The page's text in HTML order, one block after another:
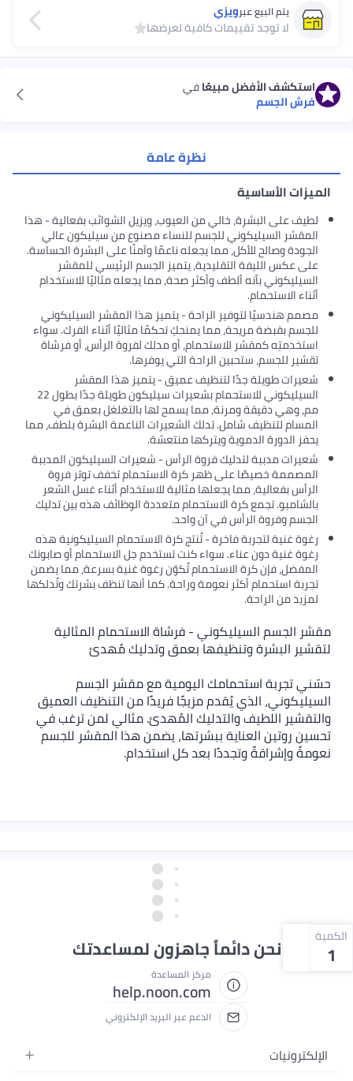
يتم البيع عبرويزي
لا توجد تقييمات كافية لعرضها
استكشف الأفضل مبيعًافي
فرش الجسم
نظرة عامة
الميزات الأساسية
لطيف على البشرة، خالي من العيوب، ويزيل الشوائب بفعالية - هذا
المقشر السيليكوني للجسم للنساء مصنوع من سيليكون عالي
الجودة وصالح للأكل، مما يجعله ناعمًا وآمنًا على البشرة الحساسة.
على عكس الليفة التقليدية، يتميز الجسم الرئيسي للمقشر
السيليكوني بأنه ألطف وأكثر صحة، مما يجعله مثاليًا للاستخدام
أثناء الاستحمام.
مصمم هندسيًا لتوفير الراحة - يتميز هذا المقشر السيليكوني
للجسم بقبضة مريحة، مما يمنحكِ تحكمًا مثاليًا أثناء الفرك. سواء
استخدمتِه كمقشر للاستحمام، أو مدلك لفروة الرأس، أو فرشاة
تقشير للجسم، ستحبين الراحة التي يوفرها.
شعيرات طويلة جدًا لتنظيف عميق - يتميز هذا المقشر
السيليكوني للاستحمام بشعيرات سيليكون طويلة جدًا بطول 22
مم، وهي دقيقة ومرنة، مما يسمح لها بالتغلغل بعمق في
المسام لتنظيف شامل. تدلك الشعيرات الناعمة البشرة بلطف، مما
يحفز الدورة الدموية ويتركها منتعشة.
شعيرات مدببة لتدليك فروة الرأس - شعيرات السيليكون المدببة
المصممة خصيصًا على ظهر كرة الاستحمام تخفف توتر فروة
الرأس بفعالية، مما يجعلها مثالية للاستخدام أثناء غسل الشعر
بالشامبو. تجمع كرة الاستحمام متعددة الوظائف هذه بين تدليك
الجسم وفروة الرأس في آن واحد.
رغوة غنية لتجربة فاخرة - تُنتج كرة الاستحمام السيليكونية هذه
رغوة غنية دون عناء. سواء كنت تستخدم جل الاستحمام أو صابونك
المفضل، فإن كرة الاستحمام تُكوّن رغوة غنية بسرعة، مما يضمن
تجربة استحمام أكثر نعومة وراحة. كما أنها تنظف بشرتك وتُدلكها
لمزيد من الراحة.
مقشر الجسم السيليكوني - فرشاة الاستحمام المثالية
لتقشير البشرة وتنظيفها بعمق وتدليك مُهدئ
حسّني تجربة استحمامك اليومية مع مقشر الجسم
السيليكوني، الذي يُقدم مزيجًا فريدًا من التنظيف العميق
والتقشير اللطيف والتدليك المُهدئ. مثالي لمن ترغب في
تحسين روتين العناية ببشرتها، يضمن هذا المقشر للجسم
نعومةً وإشراقةً وتجددًا بعد كل استخدام.
الكمية
1 نحن دائماً جاهزون لمساعدتك
مركز المساعدة
help.noon.com
الدعم عبر البريد الإلكتروني
الإلكترونيات